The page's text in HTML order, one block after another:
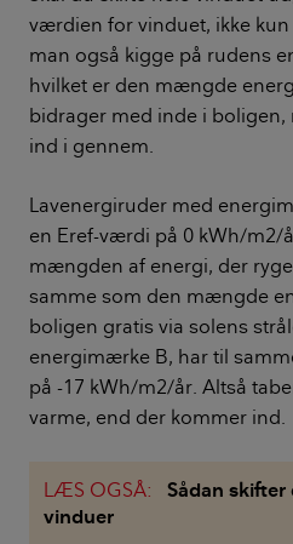
værdien for vinduet, ikke
man også kigge på rudens
hvilket er den mængde
bidrager med inde i boligen,
ind i gennem.
Lavenergiruder med
en Eref-værdi på 0 kWh/m2/
mængden af energi, der
samme som den mængde
boligen gratis via solens
energimærke B, har til
på -17 kWh/m2/år. Altså
varme, end der kommer ind.
LÆS OGSÅ:
Sådan
vinduer